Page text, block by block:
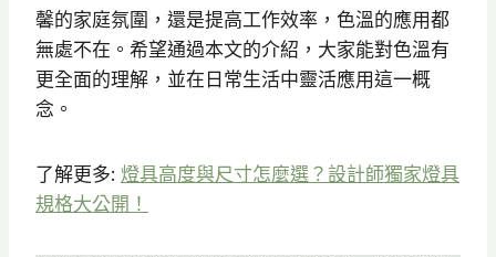
馨的家庭氛圍，還是提高工作效率，色溫的應用都
無處不在。希望通過本文的介紹，大家能對色溫有
更全面的理解，並在日常生活中靈活應用這一概
念。
了解更多: 燈具高度與尺寸怎麼選？設計師獨家燈具
規格大公開！